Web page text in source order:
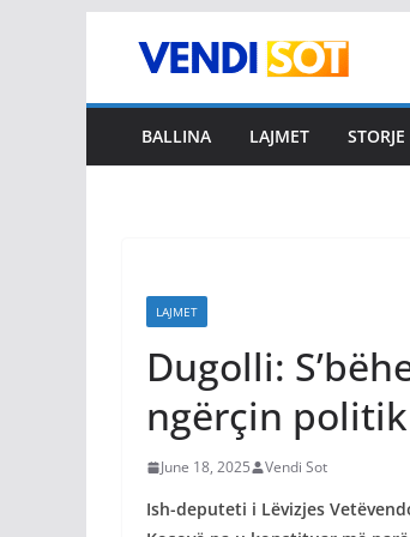
BALLINA LAJMET
LAJMET
Dugolli:
ngërçin politik
June 18, 2025 Vendi Sot
Ish-deputeti i Lëvizjes